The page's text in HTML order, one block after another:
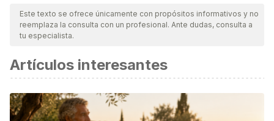
nuestro equipo, para asegurar su calidad, confiabilidad,
vigencia y validez.La bibliografía de este artículo fue
científica.
Álvarez D, Berrozpe E, Castellino L, González L, et al.
Insomnio: Actualización en estrategias diagnósticas y
terapéuticas. Neurología Argentina. 2016; 8(3): 201-209.
Este texto se ofrece únicamente con propósitos informativos y no
reemplaza la consulta con un profesional. Ante dudas, consulta a
tu especialista.
Artículos interesantes